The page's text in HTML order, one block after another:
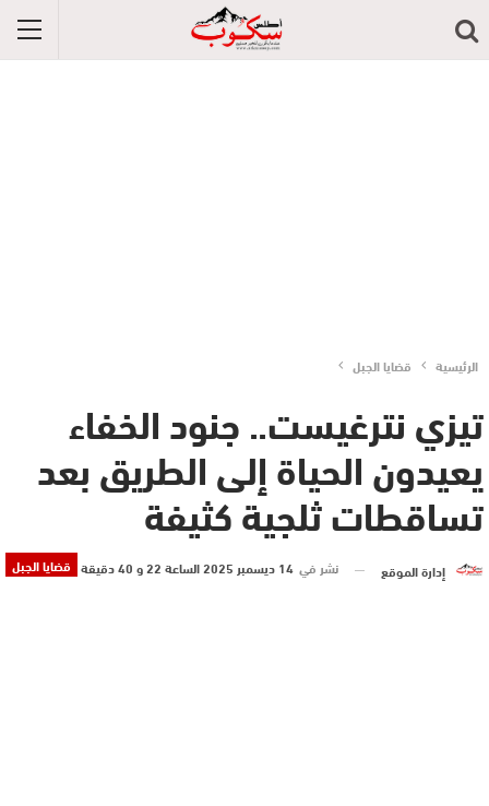
الرئيسية قضايا الجبل
تيزي نترغيست.. جنود الخفاء
يعيدون الحياة إلى الطريق بعد
تساقطات ثلجية كثيفة
قضايا الجبل إدارة الموقع نشر في 14 ديسمبر 2025 الساعة 22 و 40 دقيقة